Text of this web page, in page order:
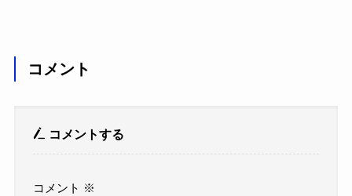
コメント
コメントする
コメント ※